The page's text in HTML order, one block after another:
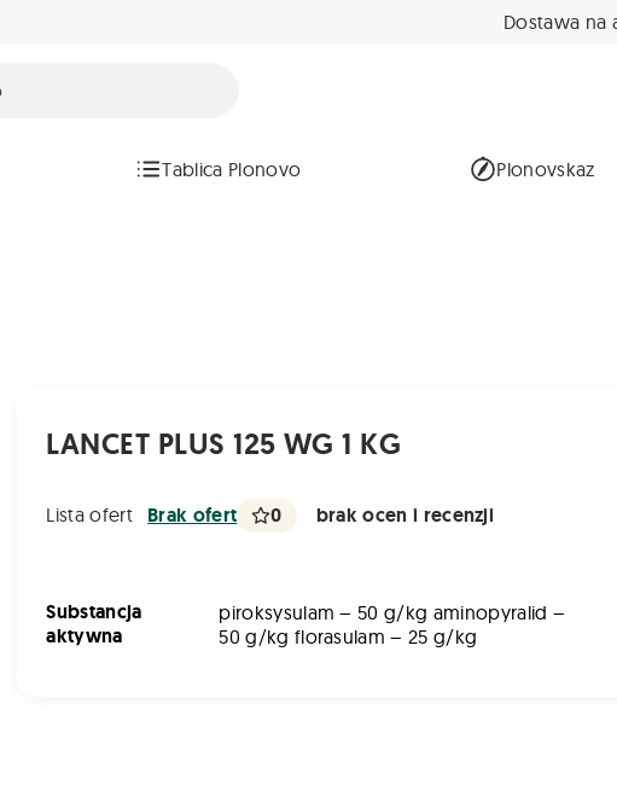
Dostawa na
Tablica Plonovo Plonovskaz
LANCET PLUS 125 WG 1 KG
Lista ofert Brak ofert 0 brak ocen i recenzji
Substancja
aktywna
piroksysulam – 50 g/kg aminopyralid –
50 g/kg florasulam – 25 g/kg